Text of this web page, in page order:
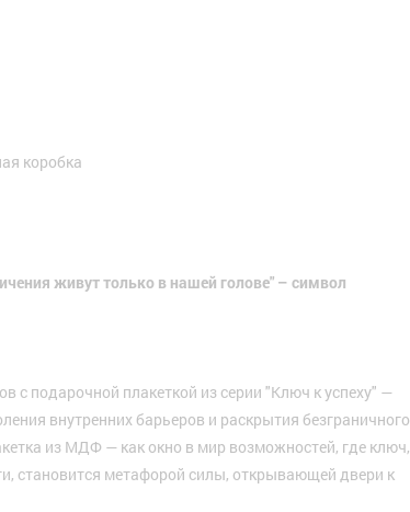
коробка
живут только в нашей голове" – символ
с подарочной плакеткой из серии "Ключ к успеху" —
внутренних барьеров и раскрытия безграничного
из МДФ — как окно в мир возможностей, где ключ,
становится метафорой силы, открывающей двери к